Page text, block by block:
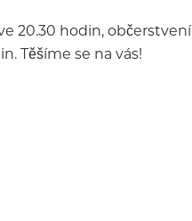
20.30 hodin, občerstvení
Těšíme se na vás!